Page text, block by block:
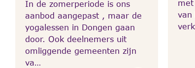
In de zomerperiode is ons
aanbod aangepast , maar de
yogalessen in Dongen gaan
door. Ook deelnemers uit
omliggende gemeenten zijn
va…
van